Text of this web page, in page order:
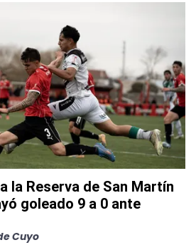
la Reserva de San Martín
goleado 9 a 0 ante
Cuyo